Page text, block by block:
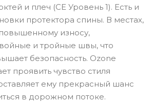
и плеч (CE Уровень 1). Есть и
протектора спины. В местах,
износу,
и тройные швы, что
безопасность. Ozone
проявить чувство стиля
ему прекрасный шанс
в дорожном потоке.